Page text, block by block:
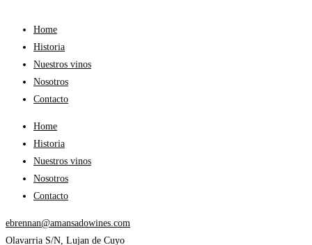
Home
Historia
Nuestros vinos
Nosotros
Contacto
Home
Historia
Nuestros vinos
Nosotros
Contacto
ebrennan@amansadowines.com
Olavarria S/N, Lujan de Cuyo